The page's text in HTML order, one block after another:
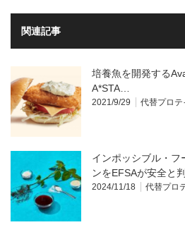
関連記事
培養魚を開発する
A*STA…
2021/9/29 代替プロテ
インポッシブル・フ
ンをEFSAが安全と
2024/11/18 代替プロ